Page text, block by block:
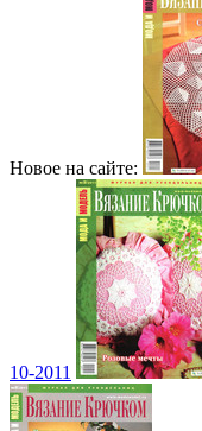
Новое на сайте:
10-2011